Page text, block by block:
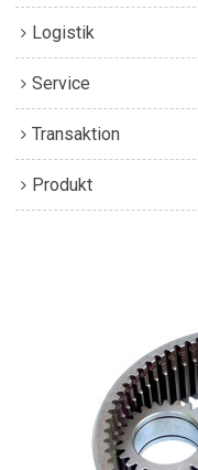
Logistik
Service
Transaktion
Produkt